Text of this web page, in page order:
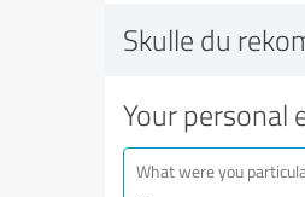
Skulle du
Your personal